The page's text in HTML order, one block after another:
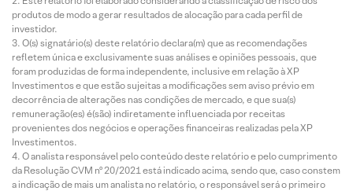
produtos de modo a gerar resultados de alocação para cada perfil de
investidor.
O(s) signatário(s) deste relatório declara(m) que as recomendações
refletem única e exclusivamente suas análises e opiniões pessoais, que
foram produzidas de forma independente, inclusive em relação à XP
Investimentos e que estão sujeitas a modificações sem aviso prévio em
decorrência de alterações nas condições de mercado, e que sua(s)
remuneração(es) é(são) indiretamente influenciada por receitas
provenientes dos negócios e operações financeiras realizadas pela XP
Investimentos.
O analista responsável pelo conteúdo deste relatório e pelo cumprimento
da Resolução CVM nº 20/2021 está indicado acima, sendo que, caso constem
a indicação de mais um analista no relatório, o responsável será o primeiro